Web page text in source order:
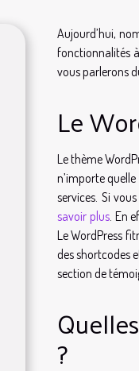
Aujourd’hui,
fonctionnalités
vous parlerons
Le
Le thème
n’importe
services. Si
savoir plus. En
Le WordPress
des shortcodes
section de
?